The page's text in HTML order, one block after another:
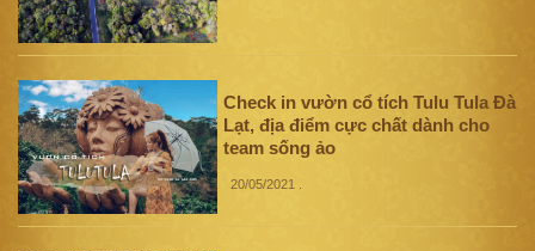
Check in vườn cổ tích Tulu Tula Đà
Lạt, địa điểm cực chất dành cho
team sống ảo
20/05/2021